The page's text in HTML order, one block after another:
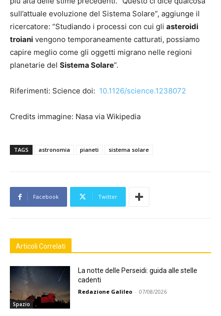
sull’attuale evoluzione del Sistema Solare”, aggiunge il
ricercatore: “Studiando i processi con cui gli asteroidi
troiani vengono temporaneamente catturati, possiamo
capire meglio come gli oggetti migrano nelle regioni
planetarie del Sistema Solare”.
Riferimenti: Science doi: 10.1126/science.1238072
Credits immagine: Nasa via Wikipedia
TAGS astronomia pianeti sistema solare
Facebook Twitter
Articoli Correlati
Spazio
La notte delle Perseidi: guida alle stelle
cadenti
Redazione Galileo - 07/08/2026